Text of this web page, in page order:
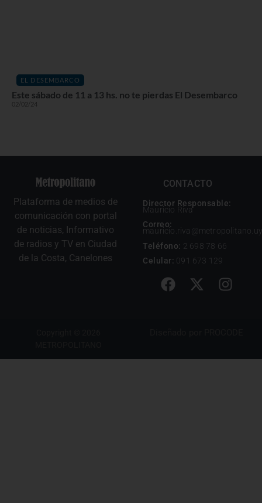
EL DESEMBARCO
Este sábado de 11 a 13 hs. no te pierdas El Desembarco
02/02/24
Plataforma de medios de
comunicación con portal
de noticias, Informativo
de radios y TV en Ciudad
de la Costa, Canelones
CONTACTO
Director Responsable:
Mauricio Riva
Correo:
mauricio.riva@metropolitano.uy
Teléfono: 2 698 78 66
Celular: 091 673 129